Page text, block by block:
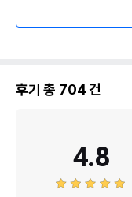
후기 총 704건
4.8